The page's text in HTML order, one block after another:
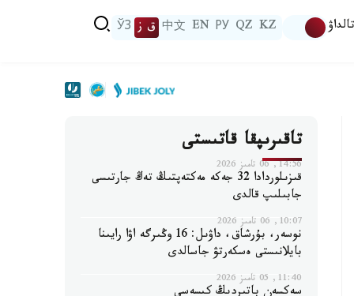
تالداۋ KZ
QZ
РУ
EN
中文 ق ز ЎЗ
تاقىرىپقا قاتىستى
14:56, 06 تامىز 2026
قىزىلوردادا 32 جەكە مەكتەپتىڭ تەڭ جارتىسى
جابىلىپ قالدى
10:07, 06 تامىز 2026
نوسەر، بۇرشاق، داۋىل: 16 وڭىرگە اۋا رايىنا
بايلانىستى ەسكەرتۋ جاسالدى
11:40, 05 تامىز 2026